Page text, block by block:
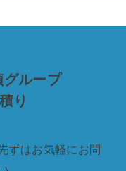
グループ
り
ずはお気軽にお問